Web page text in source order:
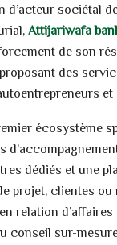
d’acteur sociétal
Attijariwafa
de son
des
écosystème
dédiés et une
projet, clientes
relation
conseil sur-